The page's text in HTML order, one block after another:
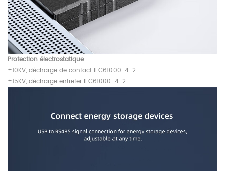
Protection électrostatique
±10KV, décharge de contact IEC61000-4-2
±15KV, décharge entrefer IEC61000-4-2